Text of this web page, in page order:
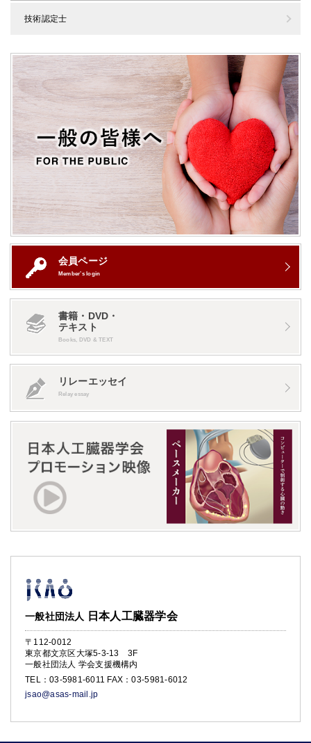
技術認定士
会員ページ
Member’s login
書籍・DVD・
テキスト
Books, DVD & TEXT
リレーエッセイ
Relay essay
一般社団法人 日本人工臓器学会
〒112-0012
東京都文京区大塚5-3-13 3F
一般社団法人 学会支援機構内
TEL：03-5981-6011 FAX：03-5981-6012
jsao@asas-mail.jp